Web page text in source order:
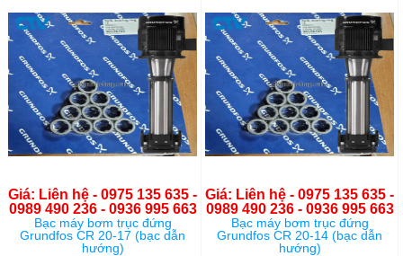
Giá: Liên hệ - 0975 135 635 -
0989 490 236 - 0936 995 663
Bạc máy bơm trục đứng
Grundfos CR 20-17 (bạc dẫn
hướng)
Giá: Liên hệ - 0975 135 635 -
0989 490 236 - 0936 995 663
Bạc máy bơm trục đứng
Grundfos CR 20-14 (bạc dẫn
hướng)